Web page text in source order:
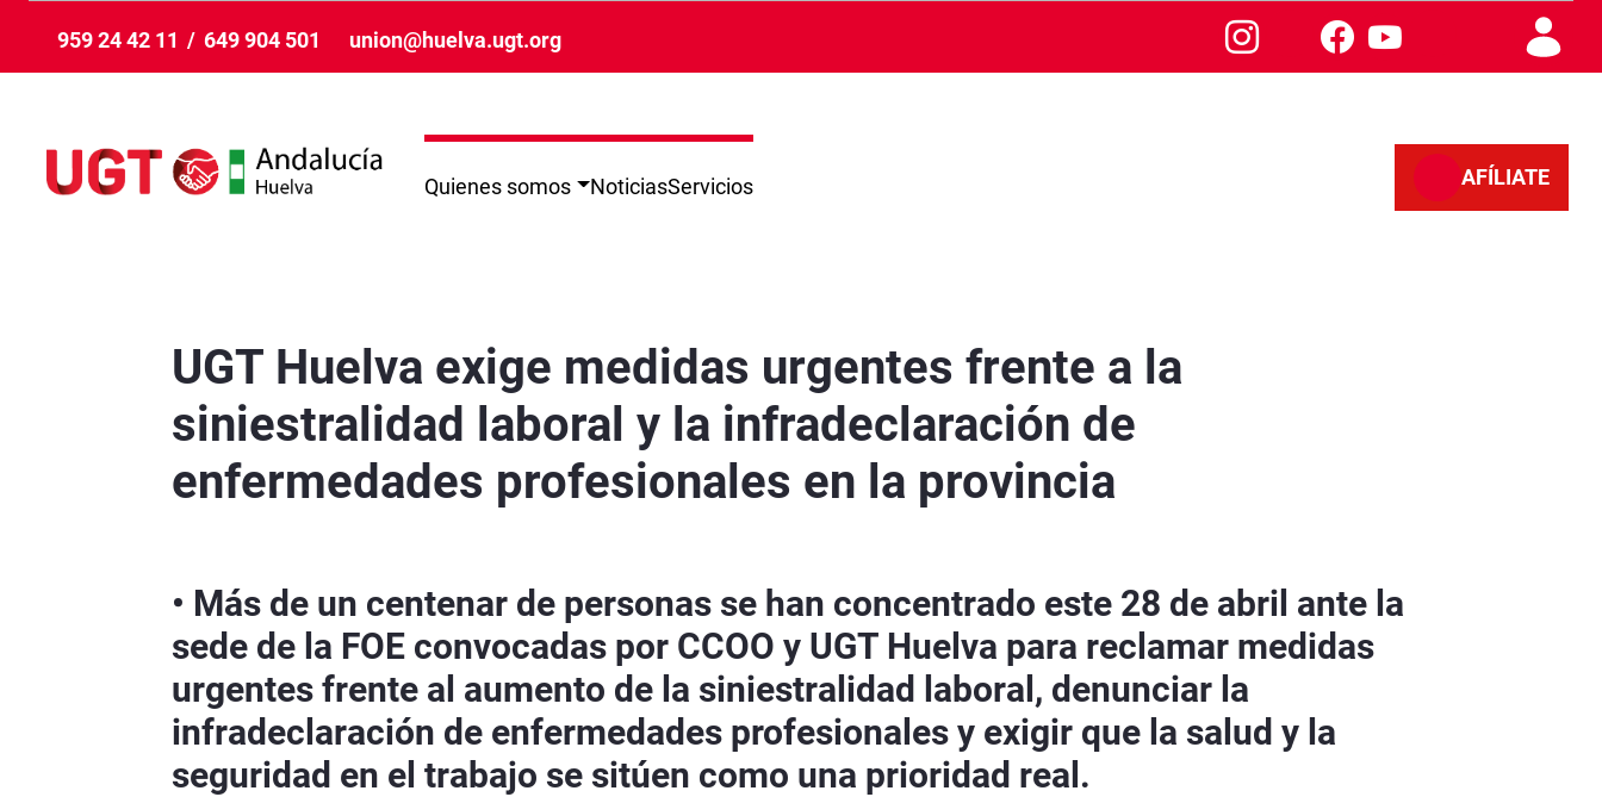
959 24 42 11 / 649 904 501 union@huelva.ugt.org
Quienes somos NoticiasServicios AFÍLIATE
UGT Huelva exige medidas urgentes frente a la
siniestralidad laboral y la infradeclaración de
enfermedades profesionales en la provincia
• Más de un centenar de personas se han concentrado este 28 de abril ante la
sede de la FOE convocadas por CCOO y UGT Huelva para reclamar medidas
urgentes frente al aumento de la siniestralidad laboral, denunciar la
infradeclaración de enfermedades profesionales y exigir que la salud y la
seguridad en el trabajo se sitúen como una prioridad real.